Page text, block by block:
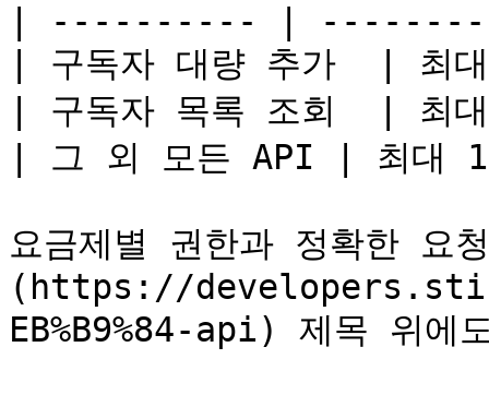
| ---------- |
| 구독자 대량 추가  | 최
| 구독자 목록 조회  | 최
| 그 외 모든 API | 최대
요금제별 권한과 정확한
(https://
EB%B9%84-api) 제목 위에